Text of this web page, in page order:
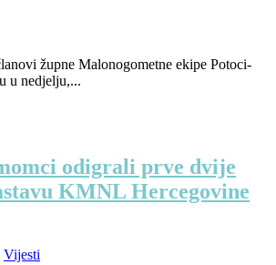
župne Malonogometne ekipe Potoci-
u nedjelju,...
odigrali prve dvije
KMNL Hercegovine
Vijesti